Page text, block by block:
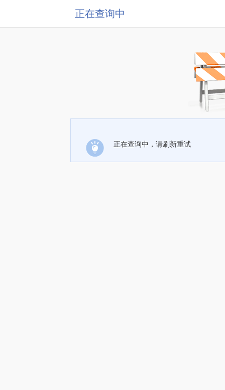
正在查询中
正在查询中，请刷新重试